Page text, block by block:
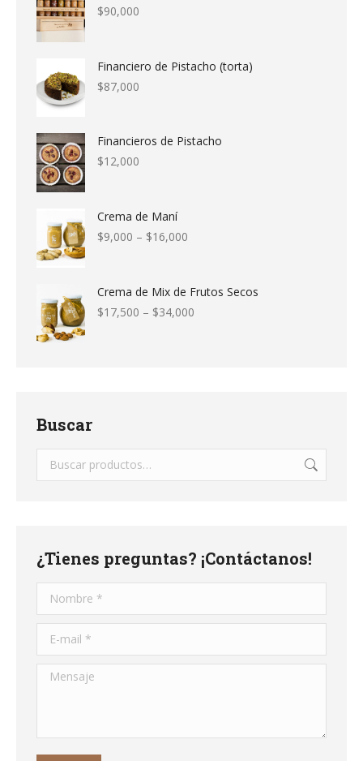
de
$90,000
Financiero de Pistacho (torta)
$87,000
Financieros de Pistacho
$12,000
Crema de Maní
$9,000 – $16,000
Crema de Mix de Frutos Secos
$17,500 – $34,000
Buscar
¿Tienes preguntas? ¡Contáctanos!
Mensaje